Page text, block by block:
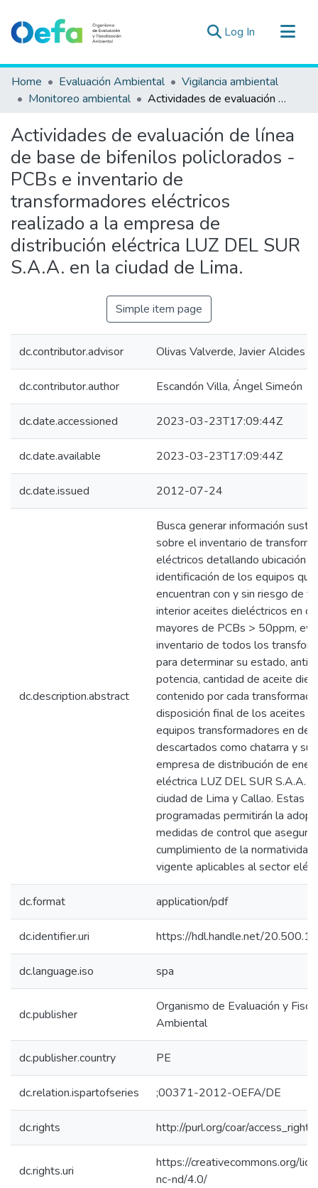
Log In (current)
Communities & Collections
All of DSpace
Estad. Externas
Guias ▾
Home Evaluación Ambiental
Vigilancia ambiental
Monitoreo ambiental
Actividades de evaluación de línea de base de bifenilos policlorados - PCBs e inventario de transformadores eléctricos realizado a la empresa de distribución eléctrica LUZ DEL SUR S.A.A. en la ciudad de Lima.
Actividades de evaluación de línea
de base de bifenilos policlorados -
PCBs e inventario de
transformadores eléctricos
realizado a la empresa de
distribución eléctrica LUZ DEL SUR
S.A.A. en la ciudad de Lima.
Simple item page
dc.contributor.advisor Olivas Valverde, Javier Alcides
dc.contributor.author Escandón Villa, Ángel Simeón
dc.date.accessioned 2023-03-23T17:09:44Z
dc.date.available 2023-03-23T17:09:44Z
dc.date.issued 2012-07-24
dc.description.abstract
Busca generar información
sobre el inventario de
eléctricos detallando ubicación e
identificación de los equipos
encuentran con y sin riesgo de
interior aceites dieléctricos en
mayores de PCBs > 50ppm,
inventario de todos los
para determinar su estado,
potencia, cantidad de aceite
contenido por cada
disposición final de los aceites
equipos transformadores en
descartados como chatarra y
empresa de distribución de
eléctrica LUZ DEL SUR S.A.A.
ciudad de Lima y Callao. Estas
programadas permitirán la
medidas de control que
cumplimiento de la
vigente aplicables al sector
dc.format application/pdf
dc.identifier.uri https://hdl.handle.net/
dc.language.iso spa
dc.publisher
Organismo de Evaluación y
Ambiental
dc.publisher.country PE
dc.relation.ispartofseries ;00371-2012-OEFA/DE
dc.rights http://purl.org/coar/access_right/
dc.rights.uri
https://creativecommons.org/
nc-nd/4.0/